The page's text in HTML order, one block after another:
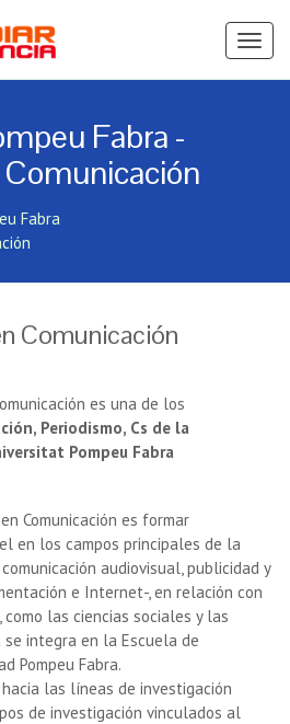
Ver
Fabra -
Fabra
Comunicación
es una de los
Periodismo, Cs de la
Pompeu Fabra
Comunicación es formar
en los campos principales de la
audiovisual, publicidad y
e Internet-, en relación con
las ciencias sociales y las
se integra en la Escuela de
Pompeu Fabra.
las líneas de investigación
de investigación vinculados al